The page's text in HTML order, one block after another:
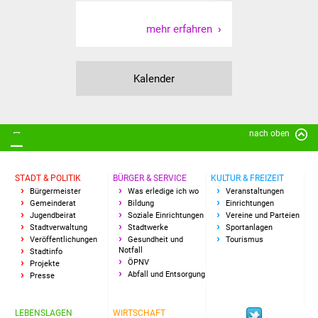
Wohnen
Wohnimmobilien +
Wirtschaft
Haushalt & Infos
Wirtschaftsförderung
mehr erfahren
Kalender
nach oben
STADT & POLITIK
Bürgermeister
Gemeinderat
Jugendbeirat
Stadtverwaltung
Veröffentlichungen
Stadtinfo
Projekte
Presse
BÜRGER & SERVICE
Was erledige ich wo
Bildung
Soziale Einrichtungen
Stadtwerke
Gesundheit und
Notfall
ÖPNV
Abfall und Entsorgung
KULTUR & FREIZEIT
Veranstaltungen
Einrichtungen
Vereine und Parteien
Sportanlagen
Tourismus
LEBENSLAGEN WIRTSCHAFT